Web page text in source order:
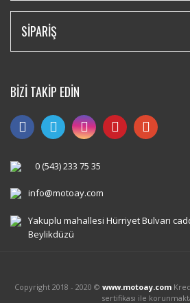
SİPARİŞ
BİZİ TAKİP EDİN
0 (543) 233 75 35
info@motoay.com
Yakuplu mahallesi Hürriyet Bulvarı
Beylikdüzü
Copyright 2018 - 2020 © www.motoay.com
sertifikası ile